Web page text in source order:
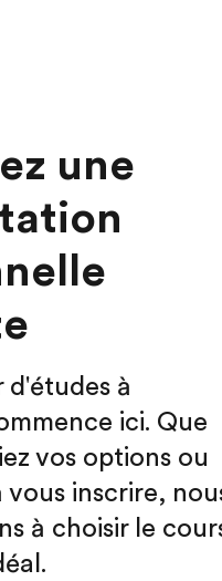
une
d'études à
ici. Que
vos options ou
vous inscrire,
à choisir le